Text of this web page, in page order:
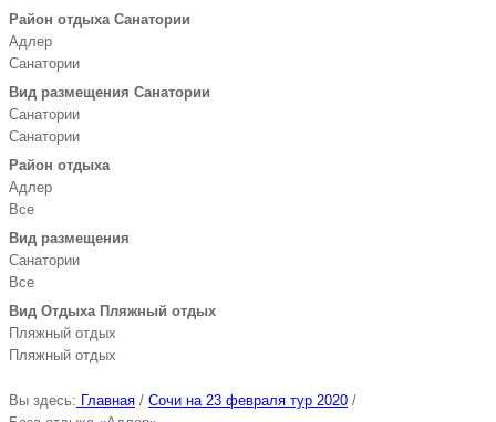
Район отдыха Санатории
Адлер
Санатории
Вид размещения Санатории
Санатории
Санатории
Район отдыха
Адлер
Все
Вид размещения
Санатории
Все
Вид Отдыха Пляжный отдых
Пляжный отдых
Пляжный отдых
Вы здесь: Главная / Сочи на 23 февраля тур 2020 /